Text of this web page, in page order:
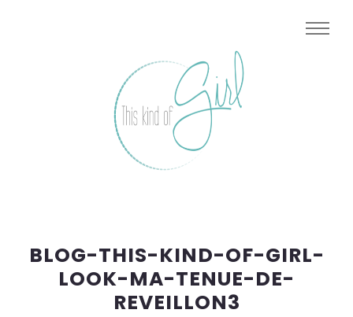
BLOG-THIS-KIND-OF-GIRL-
LOOK-MA-TENUE-DE-
REVEILLON3